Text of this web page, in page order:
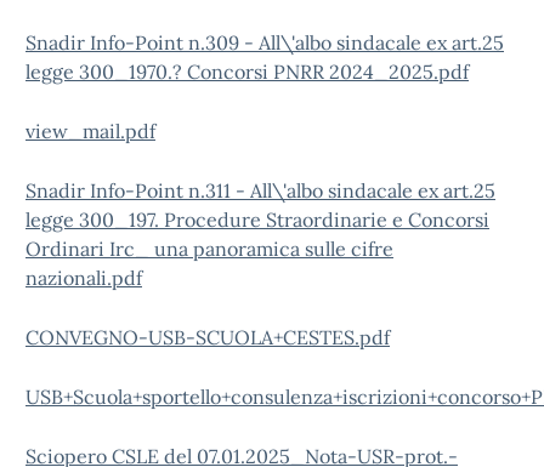
Snadir Info-Point n.309 - All\'albo sindacale ex art.25
legge 300_1970.? Concorsi PNRR 2024_2025.pdf
view_mail.pdf
Snadir Info-Point n.311 - All\'albo sindacale ex art.25
legge 300_197. Procedure Straordinarie e Concorsi
Ordinari Irc_ una panoramica sulle cifre
nazionali.pdf
CONVEGNO-USB-SCUOLA+CESTES.pdf
Sciopero CSLE del 07.01.2025_Nota-USR-prot.-